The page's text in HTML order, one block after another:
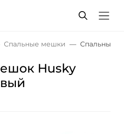
Спальные мешки Спальный
Husky